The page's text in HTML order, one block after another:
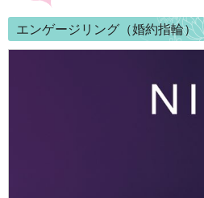
エンゲージリング（婚約指輪）